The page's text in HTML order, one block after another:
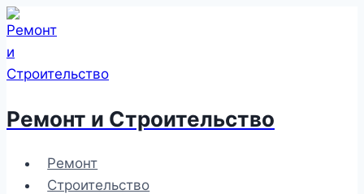
Перейти
к
содержимому
Ремонт и Строительство
Ремонт
Строительство